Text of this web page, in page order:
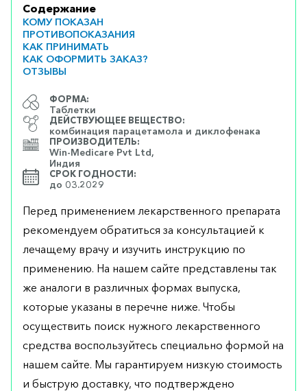
Содержание
КОМУ ПОКАЗАН
ПРОТИВОПОКАЗАНИЯ
КАК ПРИНИМАТЬ
КАК ОФОРМИТЬ ЗАКАЗ?
ОТЗЫВЫ
ФОРМА:
Таблетки
ДЕЙСТВУЮЩЕЕ ВЕЩЕСТВО:
комбинация парацетамола и диклофенака
ПРОИЗВОДИТЕЛЬ:
Win-Medicare Pvt Ltd,
Индия
СРОК ГОДНОСТИ:
до 03.2029
Перед применением лекарственного препарата
рекомендуем обратиться за консультацией к
лечащему врачу и изучить инструкцию по
применению. На нашем сайте представлены так
же аналоги в различных формах выпуска,
которые указаны в перечне ниже. Чтобы
осуществить поиск нужного лекарственного
средства воспользуйтесь специально формой на
нашем сайте. Мы гарантируем низкую стоимость
и быструю доставку, что подтверждено